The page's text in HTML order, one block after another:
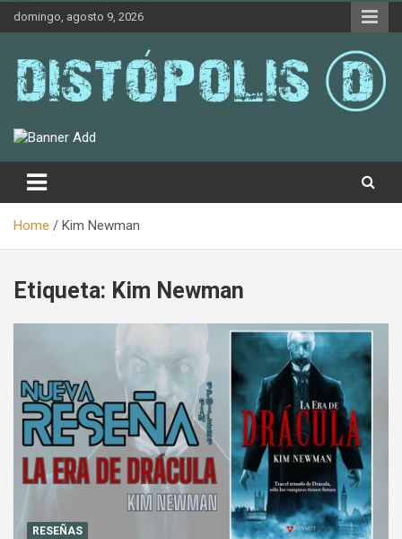
Skip
domingo, agosto 9, 2026
Distópolis
Home Kim Newman
Etiqueta: Kim Newman
RESEÑAS